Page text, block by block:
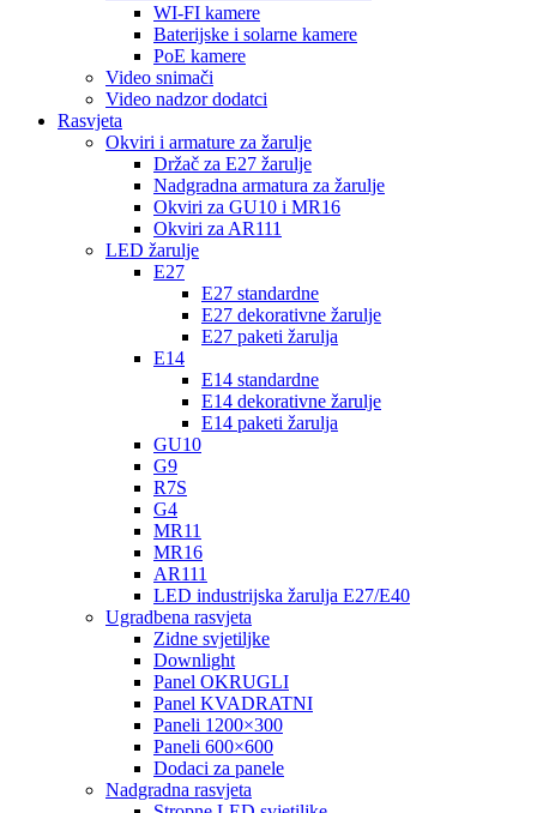
WI-FI kamere
Baterijske i solarne kamere
PoE kamere
Video snimači
Video nadzor dodatci
Rasvjeta
Okviri i armature za žarulje
Držač za E27 žarulje
Nadgradna armatura za žarulje
Okviri za GU10 i MR16
Okviri za AR111
LED žarulje
E27
E27 standardne
E27 dekorativne žarulje
E27 paketi žarulja
E14
E14 standardne
E14 dekorativne žarulje
E14 paketi žarulja
GU10
G9
R7S
G4
MR11
MR16
AR111
LED industrijska žarulja E27/E40
Ugradbena rasvjeta
Zidne svjetiljke
Downlight
Panel OKRUGLI
Panel KVADRATNI
Paneli 1200×300
Paneli 600×600
Dodaci za panele
Nadgradna rasvjeta